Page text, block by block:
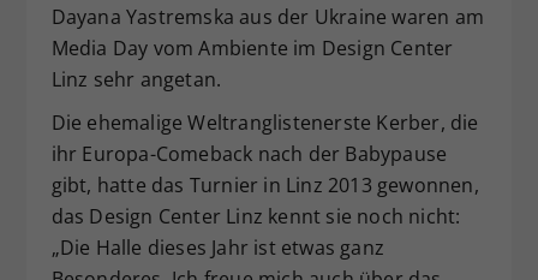
Dayana Yastremska aus der Ukraine waren am
Media Day vom Ambiente im Design Center
Linz sehr angetan.
Die ehemalige Weltranglistenerste Kerber, die
ihr Europa-Comeback nach der Babypause
gibt, hatte das Turnier in Linz 2013 gewonnen,
das Design Center Linz kennt sie noch nicht:
„Die Halle dieses Jahr ist etwas ganz